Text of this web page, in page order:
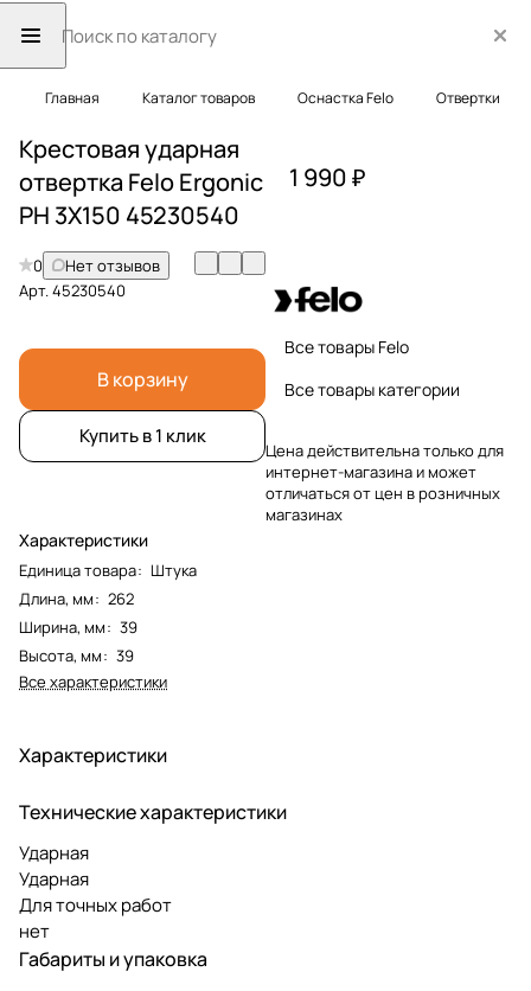
Главная Каталог товаров Оснастка Felo Отвертки
Крестовая ударная
отвертка Felo Ergonic
PH 3X150 45230540
0
Нет отзывов
Арт.45230540
В корзину
Купить в 1 клик
Характеристики
Единица товара: Штука
Длина, мм: 262
Ширина, мм: 39
Высота, мм: 39
Все характеристики
1 990 ₽
Все товары Felo
Все товары категории
Цена действительна только для
интернет-магазина и может
отличаться от цен в розничных
магазинах
Характеристики
Технические характеристики
Ударная
Ударная
Для точных работ
нет
Габариты и упаковка